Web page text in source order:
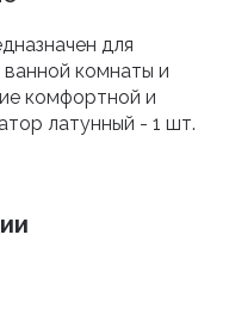
для
комнаты и
комфортной и
латунный - 1 шт.